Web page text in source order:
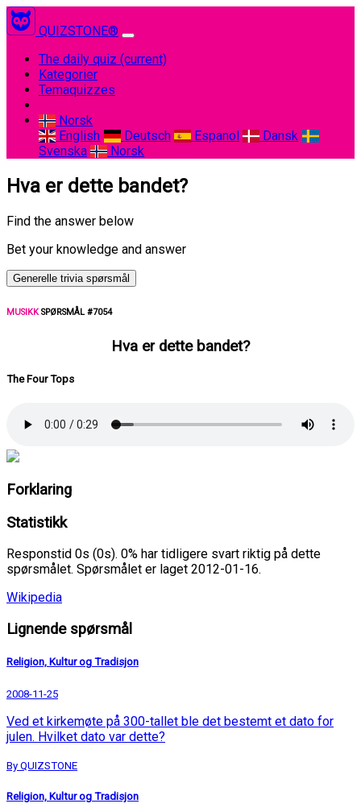
QUIZSTONE®
The daily quiz (current)
Kategorier
Temaquizzes
Norsk
English
Deutsch Espanol
Dansk
Svenska
Norsk
Hva er dette bandet?
Find the answer below
Bet your knowledge and answer
Generelle trivia spørsmål
MUSIKKSPØRSMÅL #7054
Hva er dette bandet?
The Four Tops
Forklaring
Statistikk
Responstid 0s (0s). 0% har tidligere svart riktig på dette
spørsmålet. Spørsmålet er laget 2012-01-16.
Wikipedia
Lignende spørsmål
Religion, Kultur og Tradisjon
2008-11-25
Ved et kirkemøte på 300-tallet ble det bestemt et dato for
julen. Hvilket dato var dette?
By QUIZSTONE
Religion, Kultur og Tradisjon